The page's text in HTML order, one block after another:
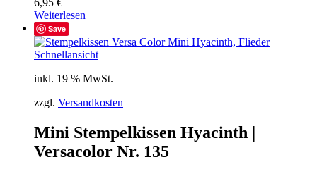
6,95 €
Weiterlesen
Save
Schnellansicht
inkl. 19 % MwSt.
zzgl. Versandkosten
Mini Stempelkissen Hyacinth |
Versacolor Nr. 135